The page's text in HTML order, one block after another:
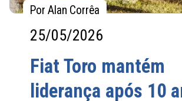
Fiat Toro mantém
liderança após 10
Por Alan Corrêa
Por Alan Corrêa
25/05/2026